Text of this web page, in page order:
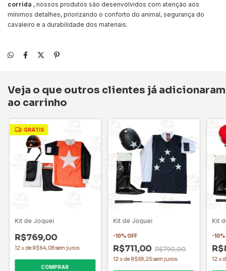
corrida , nossos produtos são desenvolvidos com atenção aos
mínimos detalhes, priorizando o conforto do animal, segurança do
cavaleiro e a durabilidade dos materiais.
Veja o que outros clientes já adicionaram
ao carrinho
GRÁTIS
Kit de Joquei
R$769,00
12xdeR$64,08sem juros
COMPRAR
Kit de Joquei
-10%OFF
R$711,00 R$790,00
12xdeR$59,25sem juros
Kit
-10%
12x